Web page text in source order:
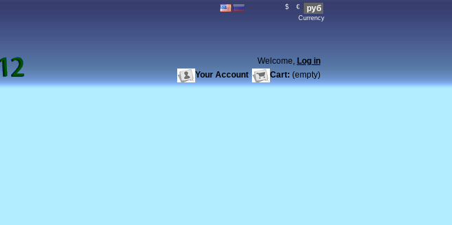
$ € руб
Currency
Welcome, Log in
Cart: (empty)
Your Account